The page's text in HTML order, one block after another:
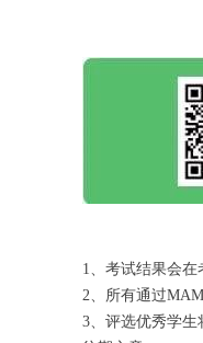
1、考试结果会
2、所有通过
3、评选优秀学生